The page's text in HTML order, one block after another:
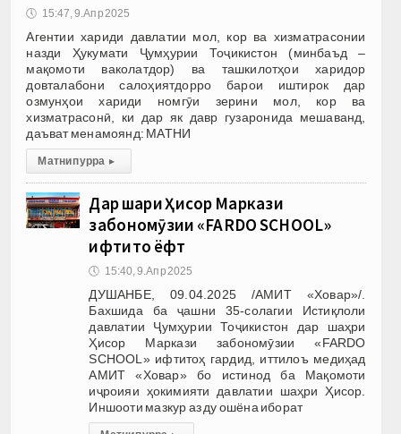
🕔 15:47, 9.Апр 2025
Агентии хариди давлатии мол, кор ва хизматрасонии
назди Ҳукумати Ҷумҳурии Тоҷикистон (минбаъд –
мақомоти ваколатдор) ва ташкилотҳои харидор
довталабони салоҳиятдорро барои иштирок дар
озмунҳои хариди номгӯи зерини мол, кор ва
хизматрасонӣ, ки дар як давр гузаронида мешаванд,
даъват менамоянд: МАТНИ
Матни пурра ▸
Дар шаҳри Ҳисор Маркази
забономӯзии «FARDO SCHOOL»
ифтитоҳ ёфт
🕔 15:40, 9.Апр 2025
ДУШАНБЕ, 09.04.2025 /АМИТ «Ховар»/.
Бахшида ба ҷашни 35-солагии Истиқлоли
давлатии Ҷумҳурии Тоҷикистон дар шаҳри
Ҳисор Маркази забономӯзии «FARDO
SCHOOL» ифтитоҳ гардид, иттилоъ медиҳад
АМИТ «Ховар» бо истинод ба Мақомоти
иҷроияи ҳокимияти давлатии шаҳри Ҳисор.
Иншооти мазкур аз ду ошёна иборат